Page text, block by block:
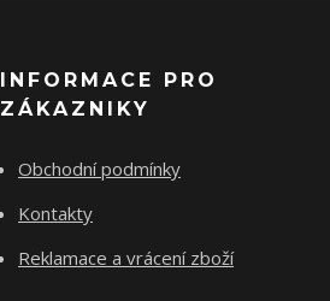
INFORMACE PRO
ZÁKAZNIKY
Obchodní podmínky
Kontakty
Reklamace a vrácení zboží